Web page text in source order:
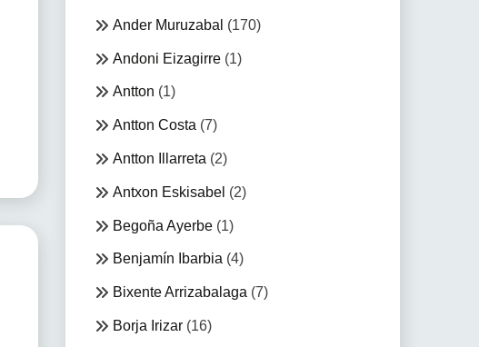
Ander Muruzabal (170)
Andoni Eizagirre(1)
Antton (1)
Antton Costa (7)
Antton Illarreta (2)
Antxon Eskisabel (2)
Begoña Ayerbe(1)
Benjamín Ibarbia (4)
Bixente Arrizabalaga (7)
Borja Irizar(16)